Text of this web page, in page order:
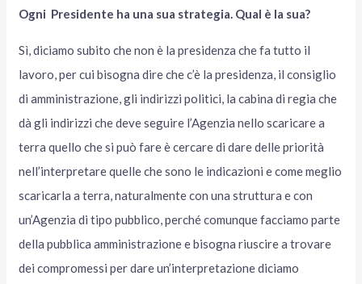
Ogni Presidente ha una sua strategia. Qual è la sua?
Sì, diciamo subito che non è la presidenza che fa tutto il
lavoro, per cui bisogna dire che c’è la presidenza, il consiglio
di amministrazione, gli indirizzi politici, la cabina di regia che
dà gli indirizzi che deve seguire l’Agenzia nello scaricare a
terra quello che si può fare è cercare di dare delle priorità
nell’interpretare quelle che sono le indicazioni e come meglio
scaricarla a terra, naturalmente con una struttura e con
un’Agenzia di tipo pubblico, perché comunque facciamo parte
della pubblica amministrazione e bisogna riuscire a trovare
dei compromessi per dare un’interpretazione diciamo